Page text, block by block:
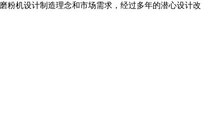
粉机设计制造理念和市场需求，经过多年的潜心设计改